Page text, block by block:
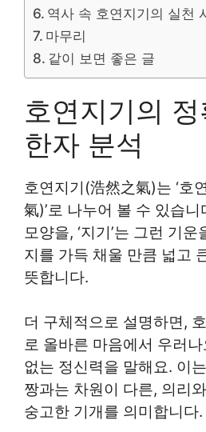
역사 속 호연지기의 실천
마무리
같이 보면 좋은 글
호연지기의
한자 분석
호연지기(浩然之氣)는 ‘호
氣)’로 나누어 볼 수 있습니
모양을, ‘지기’는 그런 기
지를 가득 채울 만큼 넓고
뜻합니다.
더 구체적으로 설명하면,
로 올바른 마음에서 우러
없는 정신력을 말해요. 이
짱과는 차원이 다른, 의리
숭고한 기개를 의미합니다.